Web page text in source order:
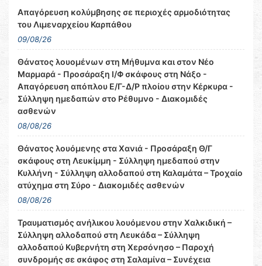
Απαγόρευση κολύμβησης σε περιοχές αρμοδιότητας
του Λιμεναρχείου Καρπάθου
09/08/26
Θάνατος λουομένων στη Μήθυμνα και στον Νέο
Μαρμαρά - Προσάραξη Ι/Φ σκάφους στη Νάξο -
Απαγόρευση απόπλου Ε/Γ-Δ/Ρ πλοίου στην Κέρκυρα -
Σύλληψη ημεδαπών στο Ρέθυμνο - Διακομιδές
ασθενών
08/08/26
Θάνατος λουόμενης στα Χανιά - Προσάραξη Θ/Γ
σκάφους στη Λευκίμμη - Σύλληψη ημεδαπού στην
Κυλλήνη - Σύλληψη αλλοδαπού στη Καλαμάτα – Τροχαίο
ατύχημα στη Σύρο - Διακομιδές ασθενών
08/08/26
Τραυματισμός ανήλικου λουόμενου στην Χαλκιδική –
Σύλληψη αλλοδαπού στη Λευκάδα – Σύλληψη
αλλοδαπού Κυβερνήτη στη Χερσόνησο – Παροχή
συνδρομής σε σκάφος στη Σαλαμίνα – Συνέχεια